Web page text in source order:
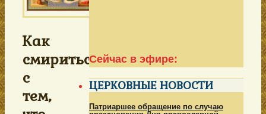
Как
смириться
с
тем,
Сейчас в эфире:
ЦЕРКОВНЫЕ НОВОСТИ
Патриаршее обращение по случаю